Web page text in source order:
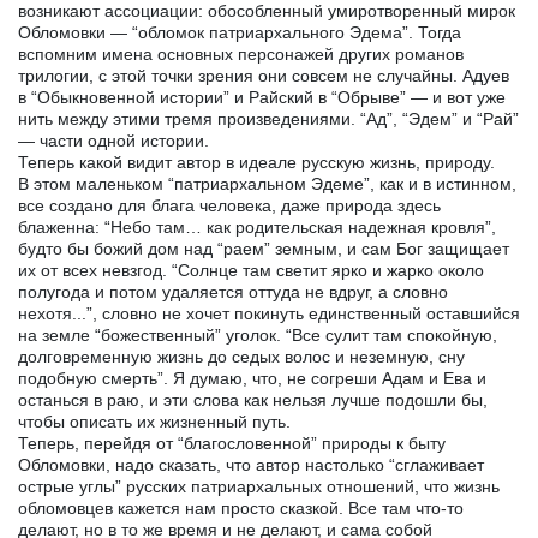
возникают ассоциации: обособленный умиротворенный мирок
Обломовки — “обломок патриархального Эдема”. Тогда
вспомним имена основных персонажей других романов
трилогии, с этой точки зрения они совсем не случайны. Адуев
в “Обыкновенной истории” и Райский в “Обрыве” — и вот уже
нить между этими тремя произведениями. “Ад”, “Эдем” и “Рай”
— части одной истории.
Теперь какой видит автор в идеале русскую жизнь, природу.
В этом маленьком “патриархальном Эдеме”, как и в истинном,
все создано для блага человека, даже природа здесь
блаженна: “Небо там… как родительская надежная кровля”,
будто бы божий дом над “раем” земным, и сам Бог защищает
их от всех невзгод. “Солнце там светит ярко и жарко около
полугода и потом удаляется оттуда не вдруг, а словно
нехотя...”, словно не хочет покинуть единственный оставшийся
на земле “божественный” уголок. “Все сулит там спокойную,
долговременную жизнь до седых волос и неземную, сну
подобную смерть”. Я думаю, что, не согреши Адам и Ева и
останься в раю, и эти слова как нельзя лучше подошли бы,
чтобы описать их жизненный путь.
Теперь, перейдя от “благословенной” природы к быту
Обломовки, надо сказать, что автор настолько “сглаживает
острые углы” русских патриархальных отношений, что жизнь
обломовцев кажется нам просто сказкой. Все там что-то
делают, но в то же время и не делают, и сама собой